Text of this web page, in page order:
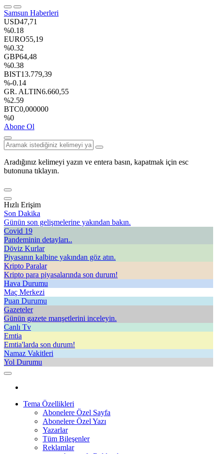
Samsun Haberleri
USD47,71
%0.18
EURO55,19
%0.32
GBP64,48
%0.38
BIST13.779,39
%-0.14
GR. ALTIN6.660,55
%2.59
BTC0,000000
%0
Abone Ol
Aradığınız kelimeyi yazın ve entera basın, kapatmak için esc
butonuna tıklayın.
Hızlı Erişim
Son Dakika
Günün son gelişmelerine yakından bakın.
Covid 19
Pandeminin detayları..
Döviz Kurlar
Piyasanın kalbine yakından göz atın.
Kripto Paralar
Kripto para piyasalarında son durum!
Hava Durumu
Maç Merkezi
Puan Durumu
Gazeteler
Günün gazete manşetlerini inceleyin.
Canlı Tv
Emtia
Emtia'larda son durum!
Namaz Vakitleri
Yol Durumu
Tema Özellikleri
Abonelere Özel Sayfa
Abonelere Özel Yazı
Yazarlar
Tüm Bileşenler
Reklamlar